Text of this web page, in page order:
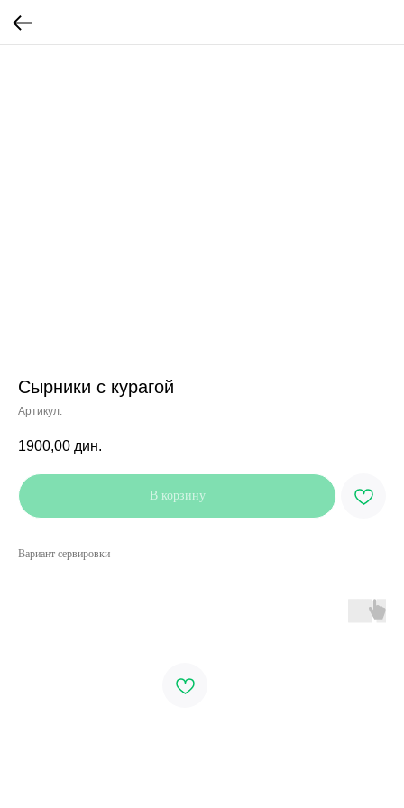
Сырники с курагой
Артикул:
1900,00 дин.
В корзину
Вариант сервировки